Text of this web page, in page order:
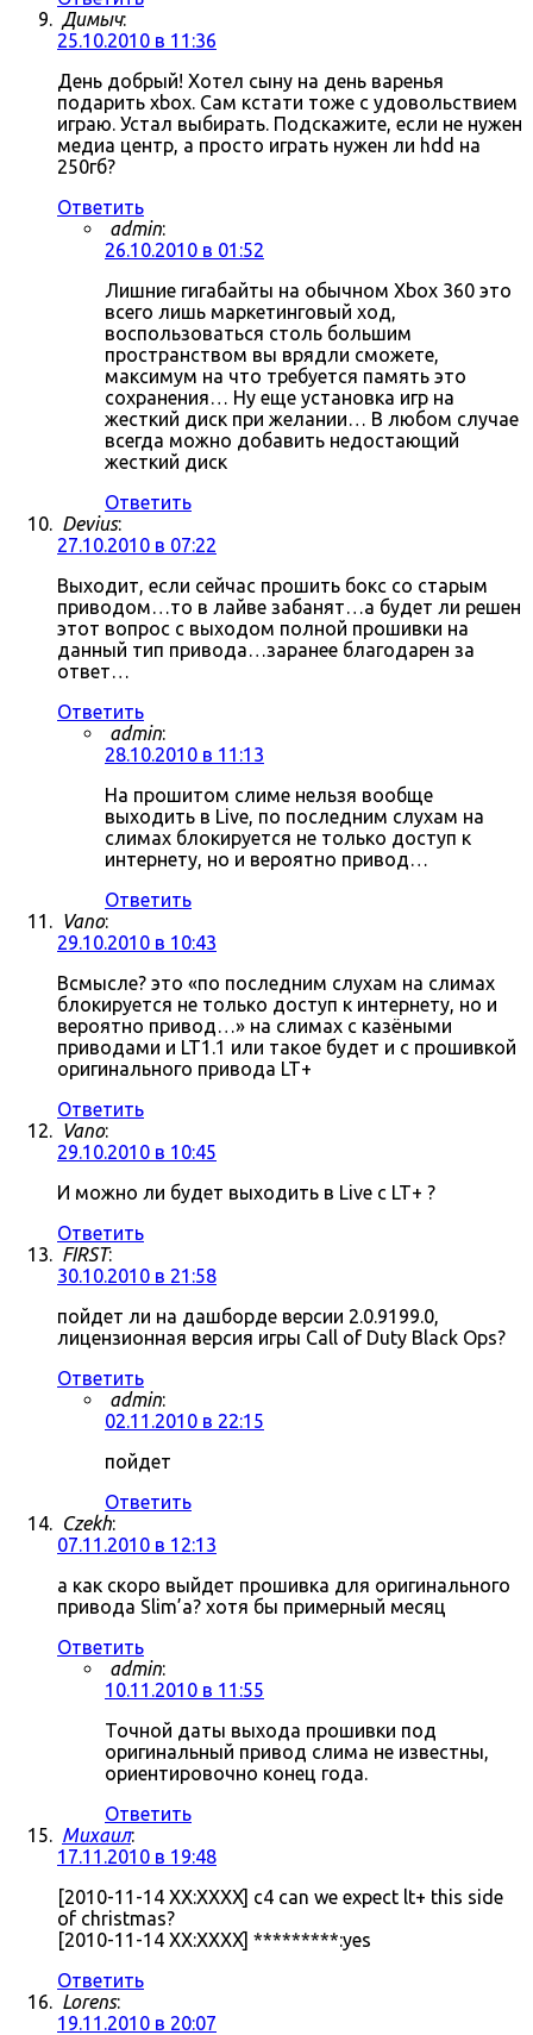
Димыч:
25.10.2010 в 11:36
День добрый! Хотел сыну на день варенья
подарить xbox. Сам кстати тоже с удовольствием
играю. Устал выбирать. Подскажите, если не нужен
медиа центр, а просто играть нужен ли hdd на
250гб?
Ответить
admin:
26.10.2010 в 01:52
Лишние гигабайты на обычном Xbox 360 это
всего лишь маркетинговый ход,
воспользоваться столь большим
пространством вы врядли сможете,
максимум на что требуется память это
сохранения… Ну еще установка игр на
жесткий диск при желании… В любом случае
всегда можно добавить недостающий
жесткий диск
Ответить
Devius:
27.10.2010 в 07:22
Выходит, если сейчас прошить бокс со старым
приводом…то в лайве забанят…а будет ли решен
этот вопрос с выходом полной прошивки на
данный тип привода…заранее благодарен за
ответ…
Ответить
admin:
28.10.2010 в 11:13
На прошитом слиме нельзя вообще
выходить в Live, по последним слухам на
слимах блокируется не только доступ к
интернету, но и вероятно привод…
Ответить
Vano:
29.10.2010 в 10:43
Всмысле? это «по последним слухам на слимах
блокируется не только доступ к интернету, но и
вероятно привод…» на слимах с казёными
приводами и LT1.1 или такое будет и с прошивкой
оригинального привода LT+
Ответить
Vano:
29.10.2010 в 10:45
И можно ли будет выходить в Live c LT+ ?
Ответить
FIRST:
30.10.2010 в 21:58
пойдет ли на дашборде версии 2.0.9199.0,
лицензионная версия игры Call of Duty Black Ops?
Ответить
admin:
02.11.2010 в 22:15
пойдет
Ответить
Czekh:
07.11.2010 в 12:13
а как скоро выйдет прошивка для оригинального
привода Slim’а? хотя бы примерный месяц
Ответить
admin:
10.11.2010 в 11:55
Точной даты выхода прошивки под
оригинальный привод слима не известны,
ориентировочно конец года.
Ответить
Михаил:
17.11.2010 в 19:48
[2010-11-14 XX:XXXX] c4 can we expect lt+ this side
of christmas?
[2010-11-14 XX:XXXX] *********:yes
Ответить
Lorens:
19.11.2010 в 20:07